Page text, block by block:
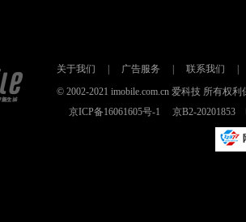
关于我们 广告服务 联系我们
© 2002-2021 imobile.com.cn 爱科技 所有权
京ICP备16061605号-1
京B2-20201853